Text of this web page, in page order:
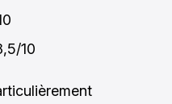
10